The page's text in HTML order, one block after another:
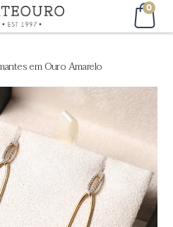
0
em Ouro Amarelo